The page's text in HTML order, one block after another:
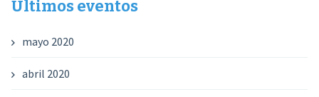
Ultimos eventos
mayo 2020
abril 2020